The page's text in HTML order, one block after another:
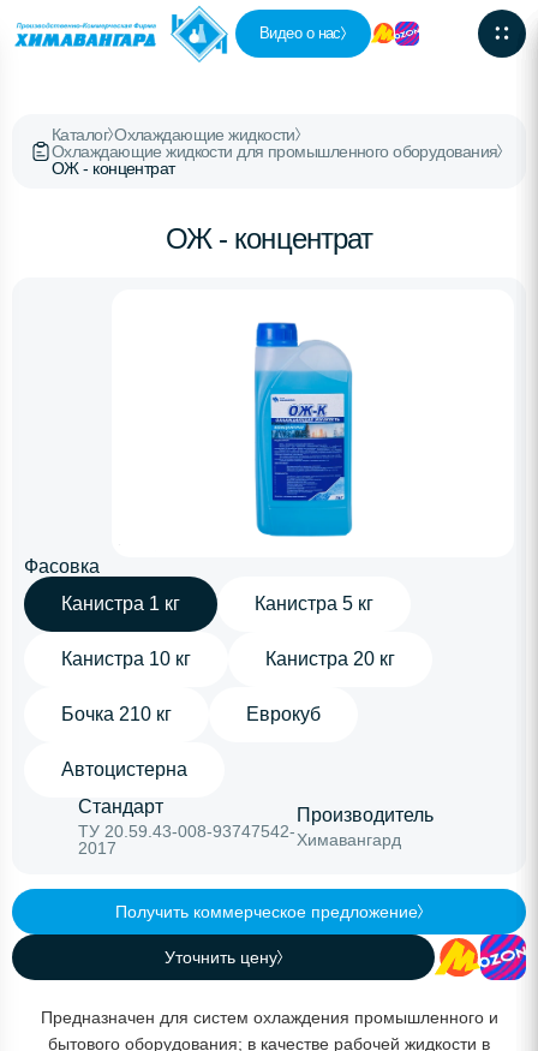
Видео о нас
Каталог Охлаждающие жидкости
Охлаждающие жидкости для промышленного оборудования
ОЖ - концентрат
ОЖ - концентрат
Фасовка
Канистра 1 кг
Канистра 5 кг
Канистра 10 кг Канистра 20 кг
Бочка 210 кг Еврокуб
Автоцистерна
Стандарт
ТУ 20.59.43-008-93747542-
2017
Производитель
Химавангард
Получить коммерческое предложение
Уточнить цену
Предназначен для систем охлаждения промышленного и
бытового оборудования; в качестве рабочей жидкости в